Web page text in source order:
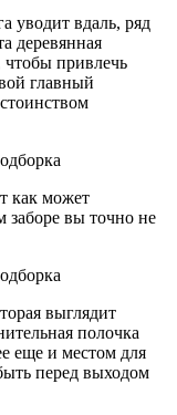
уводит вдаль, ряд
деревянная
чтобы привлечь
главный
как может
заборе вы точно не
выглядит
полочка
еще и местом для
перед выходом